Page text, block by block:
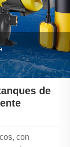
de
con